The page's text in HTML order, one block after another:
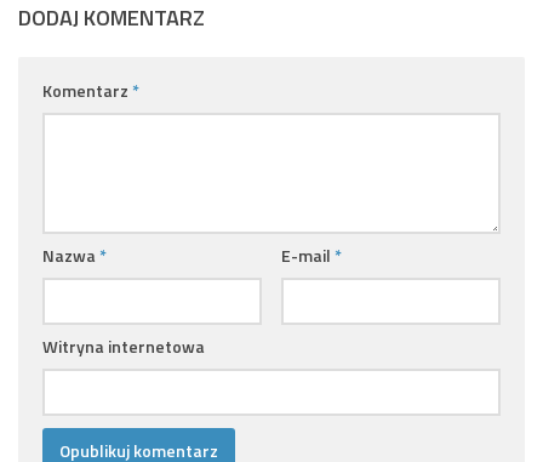
DODAJ KOMENTARZ
Komentarz *
Nazwa * E-mail *
Witryna internetowa